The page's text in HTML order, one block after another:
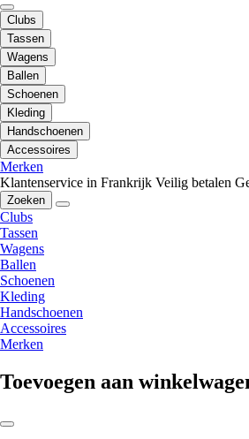
Clubs
Tassen
Wagens
Ballen
Schoenen
Kleding
Handschoenen
Accessoires
Merken
Klantenservice in Frankrijk Veilig betalen
Zoeken
Clubs
Tassen
Wagens
Ballen
Schoenen
Kleding
Handschoenen
Accessoires
Merken
Toevoegen aan